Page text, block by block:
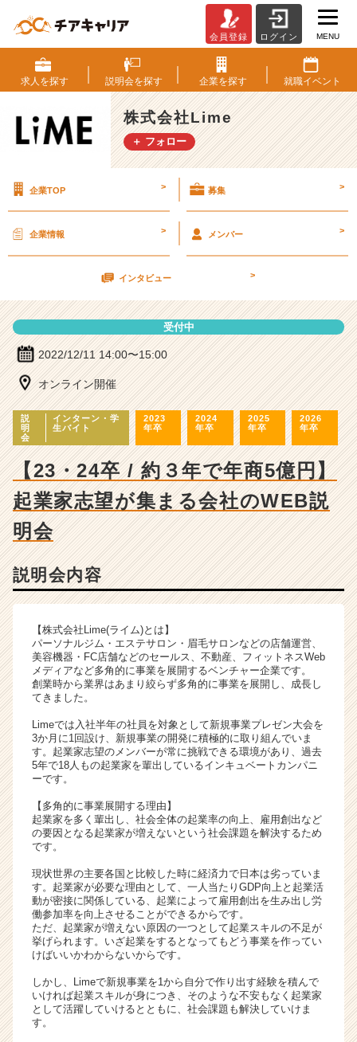
式
会
社
L
i
m
明
細
|
ー・
企
か
ら
ス
カ
ウ
就
サ
イ
ト
チ
ャ
リ
ア
e
e
a
r
e
e
r）
会員登録 ログイン MENU
求人を探す 説明会を探す 企業を探す 就職イベント
株式会社Lime
＋ フォロー
企業TOP > 募集 >
企業情報 > メンバー >
インタビュー >
受付中
2022/12/11 14:00〜15:00
オンライン開催
説
明
会
インターン・学
生バイト
2023
年卒
2024
年卒
2025
年卒
2026
年卒
【23・24卒 / 約３年で年商5億円】
起業家志望が集まる会社のWEB説
明会
説明会内容
【株式会社Lime(ライム)とは】
パーソナルジム・エステサロン・眉毛サロンなどの店舗運営、
美容機器・FC店舗などのセールス、不動産、フィットネスWeb
メディアなど多角的に事業を展開するベンチャー企業です。
創業時から業界はあまり絞らず多角的に事業を展開し、成長し
てきました。
Limeでは入社半年の社員を対象として新規事業プレゼン大会を
3か月に1回設け、新規事業の開発に積極的に取り組んでいま
す。起業家志望のメンバーが常に挑戦できる環境があり、過去
5年で18人もの起業家を輩出しているインキュベートカンパニ
ーです。
【多角的に事業展開する理由】
起業家を多く輩出し、社会全体の起業率の向上、雇用創出など
の要因となる起業家が増えないという社会課題を解決するため
です。
現状世界の主要各国と比較した時に経済力で日本は劣っていま
す。起業家が必要な理由として、一人当たりGDP向上と起業活
動が密接に関係している、起業によって雇用創出を生み出し労
働参加率を向上させることができるからです。
ただ、起業家が増えない原因の一つとして起業スキルの不足が
挙げられます。いざ起業をするとなってもどう事業を作ってい
けばいいかわからないからです。
しかし、Limeで新規事業を1から自分で作り出す経験を積んで
いければ起業スキルが身につき、そのような不安もなく起業家
として活躍していけるとともに、社会課題も解決していけま
す。